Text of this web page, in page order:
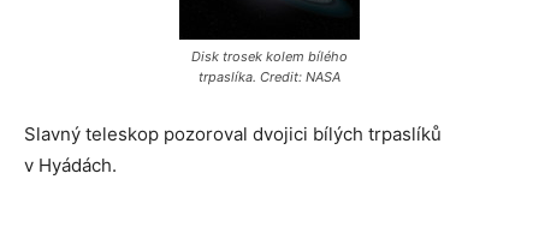
Disk trosek kolem bílého
trpaslíka. Credit: NASA
Slavný teleskop pozoroval dvojici bílých trpaslíků
v Hyádách.